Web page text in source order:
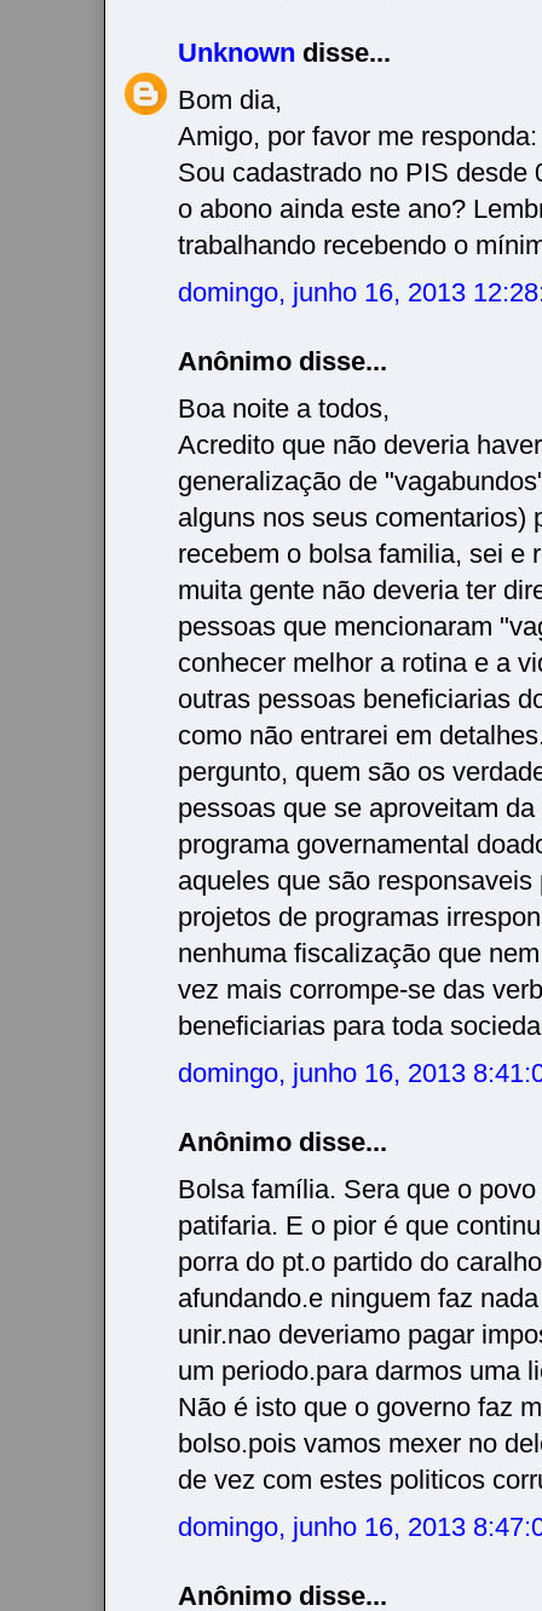
Unknown disse...
Bom dia,
Amigo, por favor me responda:
Sou cadastrado no PIS desde
o abono ainda este ano?
trabalhando recebendo o
domingo, junho 16, 2013
Anônimo disse...
Boa noite a todos,
Acredito que não deveria
generalização de
alguns nos seus comentarios)
recebem o bolsa familia, sei e
muita gente não deveria ter
pessoas que mencionaram
conhecer melhor a rotina e a
outras pessoas beneficiarias
como não entrarei em
pergunto, quem são os
pessoas que se aproveitam
programa governamental
aqueles que são responsaveis
projetos de programas
nenhuma fiscalização que
vez mais corrompe-se das
beneficiarias para toda
domingo, junho 16, 2013
Anônimo disse...
Bolsa família. Sera que o
patifaria. E o pior é que
porra do pt.o partido do
afundando.e ninguem faz
unir.nao deveriamo pagar
um periodo.para darmos uma
Não é isto que o governo faz
bolso.pois vamos mexer no
de vez com estes politicos
domingo, junho 16, 2013
Anônimo disse...